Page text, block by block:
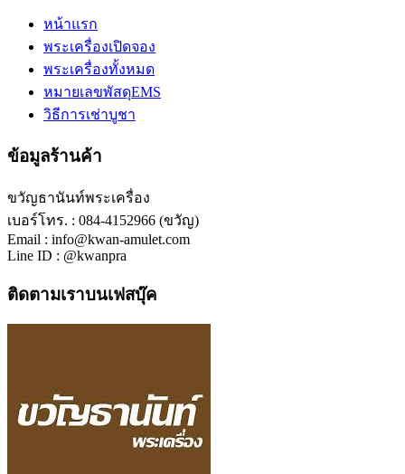
หน้าแรก
พระเครื่องเปิดจอง
พระเครื่องทั้งหมด
หมายเลขพัสดุEMS
วิธีการเช่าบูชา
ข้อมูลร้านค้า
ขวัญธานันท์พระเครื่อง
เบอร์โทร. : 084-4152966 (ขวัญ)
Email : info@kwan-amulet.com
Line ID : @kwanpra
ติดตามเราบนเฟสบุ๊ค